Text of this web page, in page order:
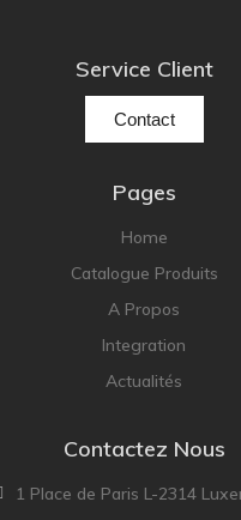
Service Client
Contact
Pages
Home
Catalogue Produits
A Propos
Integration
Actualités
Contactez Nous
1 Place de Paris L-2314